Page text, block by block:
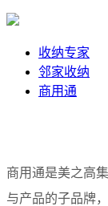
收纳专家
邻家收纳
商用通
商用通是美之高
与产品的子品牌